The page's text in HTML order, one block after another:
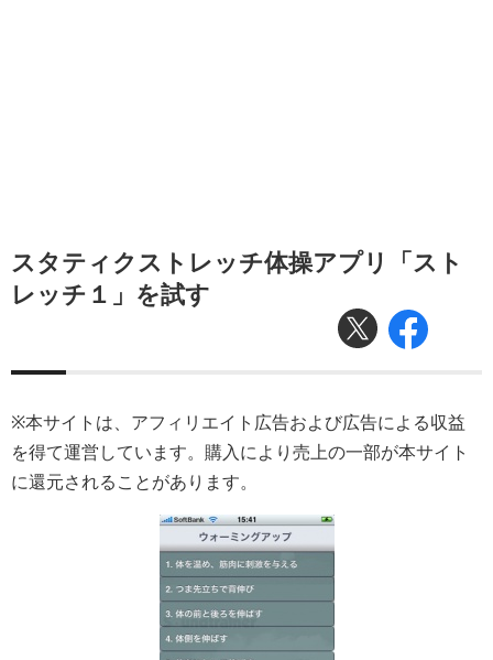
スタティクストレッチ体操アプリ「スト
レッチ１」を試す
※本サイトは、アフィリエイト広告および広告による収益
を得て運営しています。購入により売上の一部が本サイト
に還元されることがあります。